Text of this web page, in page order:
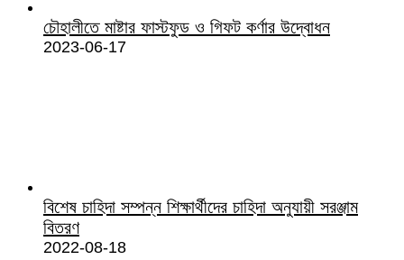
চৌহালীতে মাষ্টার ফাস্টফুড ও গিফট কর্ণার উদ্বোধন
2023-06-17
বিশেষ চাহিদা সম্পন্ন শিক্ষার্থীদের চাহিদা অনুযায়ী সরঞ্জাম
বিতরণ
2022-08-18